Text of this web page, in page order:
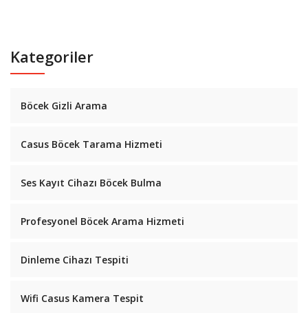
Kategoriler
Böcek Gizli Arama
Casus Böcek Tarama Hizmeti
Ses Kayıt Cihazı Böcek Bulma
Profesyonel Böcek Arama Hizmeti
Dinleme Cihazı Tespiti
Wifi Casus Kamera Tespit